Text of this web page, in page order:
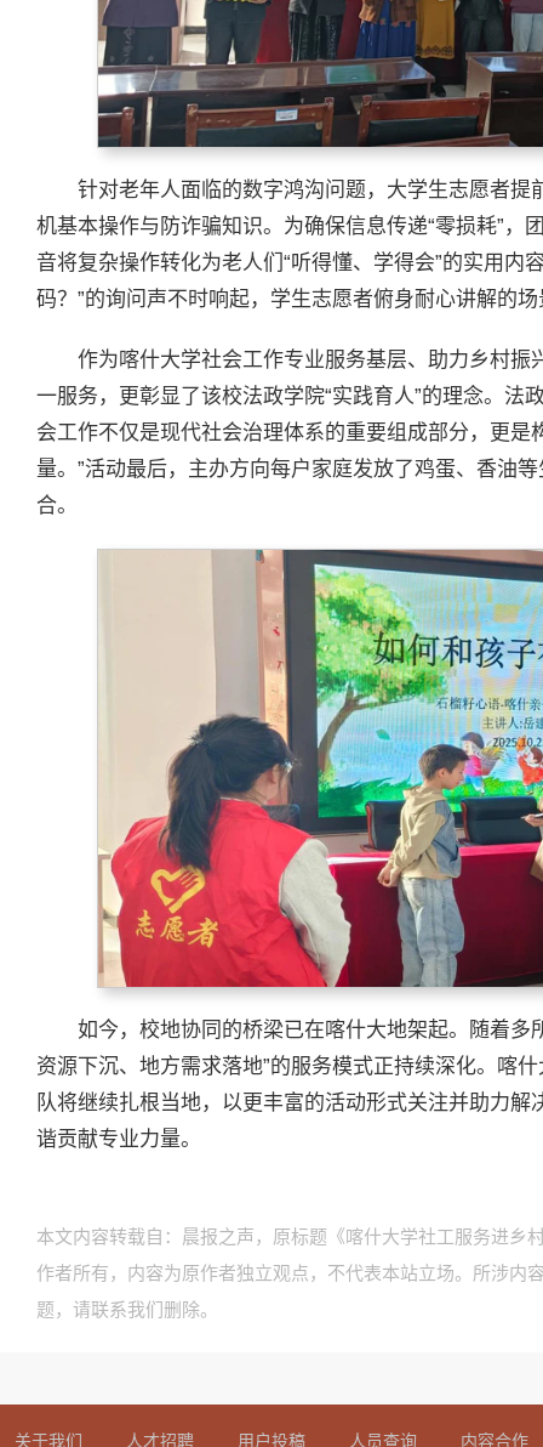
针对老年人面临的数字鸿沟问题，大学生志愿者
机基本操作与防诈骗知识。为确保信息传递“零损耗”，
音将复杂操作转化为老人们“听得懂、学得会”的实用内
码？”的询问声不时响起，学生志愿者俯身耐心讲解的
作为喀什大学社会工作专业服务基层、助力乡村
一服务，更彰显了该校法政学院“实践育人”的理念。法
会工作不仅是现代社会治理体系的重要组成部分，更
量。”活动最后，主办方向每户家庭发放了鸡蛋、香油
合。
如今，校地协同的桥梁已在喀什大地架起。随着多
资源下沉、地方需求落地”的服务模式正持续深化。喀
队将继续扎根当地，以更丰富的活动形式关注并助力
谐贡献专业力量。
本文内容转载自：晨报之声，原标题《喀什大学社工服务进乡
作者所有，内容为原作者独立观点，不代表本站立场。所涉内
题，请联系我们删除。
关于我们 人才招聘 用户投稿 人员查询 内容合作